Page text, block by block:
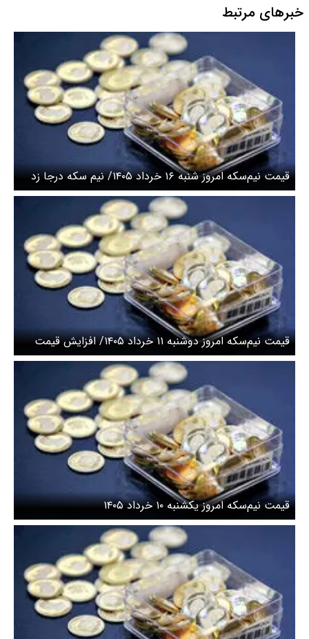
خبرهای مرتبط
قیمت نیم‌سکه امروز شنبه ۱۶ خرداد ۱۴۰۵/ نیم سکه درجا زد
قیمت نیم‌سکه امروز دوشنبه ۱۱ خرداد ۱۴۰۵/ افزایش قیمت
نیم سکه
قیمت نیم‌سکه امروز یکشنبه ۱۰ خرداد ۱۴۰۵